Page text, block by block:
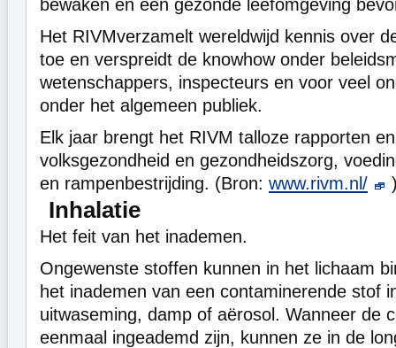
bewaken en een gezonde leefomgeving
Het RIVMverzamelt wereldwijd kennis over
toe en verspreidt de knowhow onder
wetenschappers, inspecteurs en voor veel
onder het algemeen publiek.
Elk jaar brengt het RIVM talloze rapporten
volksgezondheid en gezondheidszorg,
en rampenbestrijding. (Bron: www.rivm.nl/
Inhalatie
Het feit van het inademen.
Ongewenste stoffen kunnen in het lichaam
het inademen van een contaminerende stof
uitwaseming, damp of aërosol. Wanneer de
eenmaal ingeademd zijn, kunnen ze in de